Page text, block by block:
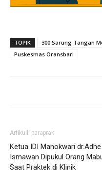
TOPIK 300 Sarung Tangan
Puskesmas Oransbari
Artikulli paraprak
Ketua IDI Manokwari dr.Adhe
Ismawan Dipukul Orang
Saat Praktek di Klinik